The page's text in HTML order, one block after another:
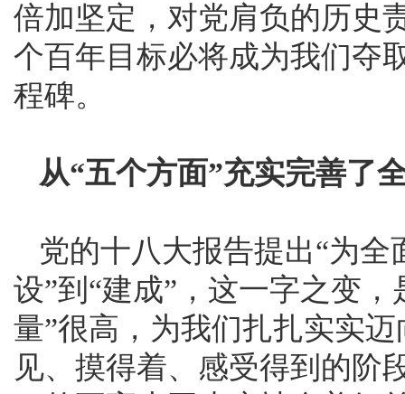
倍加坚定，对党肩负的历史
个百年目标必将成为我们夺
程碑。
从“五个方面”充实完善了
党的十八大报告提出“为全
设”到“建成”，这一字之变
量”很高，为我们扎扎实实
见、摸得着、感受得到的阶